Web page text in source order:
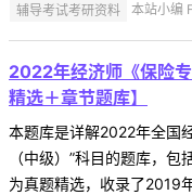
辅导考试考研资料 本站小编
2022年经济师《保险
精选＋章节题库】
本题库是详解2022年全国
（中级）”科目的题库，
为真题精选，收录了2019